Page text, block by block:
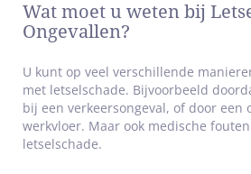
Wat moet u weten bij
Ongevallen?
U kunt op veel verschillende
met letselschade. Bijvoorbeeld
bij een verkeersongeval, of door een
werkvloer. Maar ook medische
letselschade.